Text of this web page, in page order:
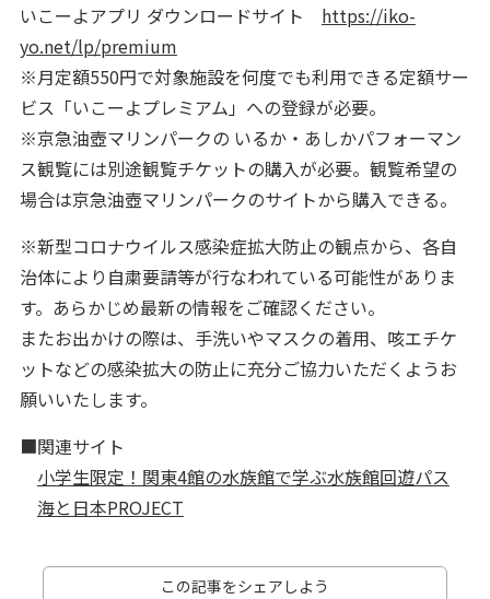
いこーよアプリ ダウンロードサイト https://iko-
yo.net/lp/premium
※月定額550円で対象施設を何度でも利用できる定額サー
ビス「いこーよプレミアム」への登録が必要。
※京急油壺マリンパークの いるか・あしかパフォーマン
ス観覧には別途観覧チケットの購入が必要。観覧希望の
場合は京急油壺マリンパークのサイトから購入できる。
※新型コロナウイルス感染症拡大防止の観点から、各自
治体により自粛要請等が行なわれている可能性がありま
す。あらかじめ最新の情報をご確認ください。
またお出かけの際は、手洗いやマスクの着用、咳エチケ
ットなどの感染拡大の防止に充分ご協力いただくようお
願いいたします。
■関連サイト
小学生限定！関東4館の水族館で学ぶ水族館回遊パス
海と日本PROJECT
この記事をシェアしよう